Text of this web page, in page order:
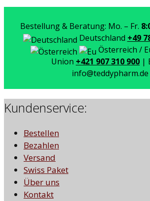
Bestellung & Beratung: Mo. – Fr.
Deutschland +49
Österreich /
Union +421 907 310 900 |
info@teddypharm.de
Kundenservice:
Bestellen
Bezahlen
Versand
Swiss Paket
Über uns
Kontakt